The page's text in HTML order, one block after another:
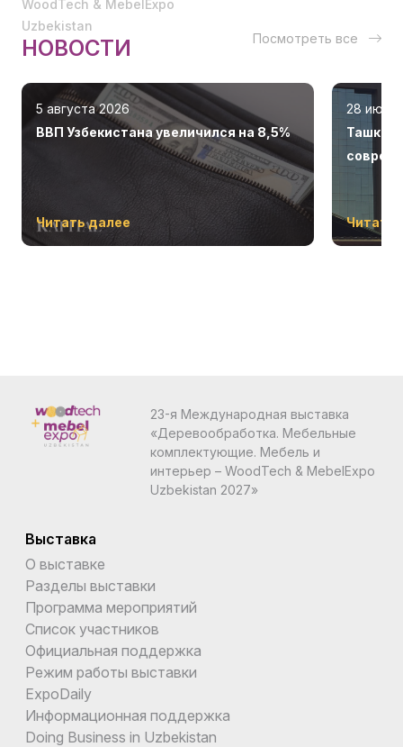
WoodTech & MebelExpo
Uzbekistan
НОВОСТИ Посмотреть все
5 августа 2026
ВВП Узбекистана увеличился на 8,5%
Читать далее
28 июля
Читать
23-я Международная выставка
«Деревообработка. Мебельные
комплектующие. Мебель и
интерьер – WoodTech & MebelExpo
Uzbekistan 2027»
Выставка
О выставке
Разделы выставки
Программа мероприятий
Список участников
Официальная поддержка
Режим работы выставки
ExpoDaily
Информационная поддержка
Doing Business in Uzbekistan